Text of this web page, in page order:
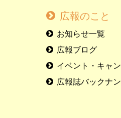
広報のこと
お知らせ一覧
広報ブログ
イベント・キャ
広報誌バックナ